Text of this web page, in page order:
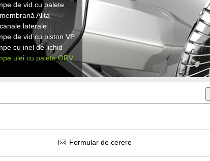
Formular de cerere
Alita
lateral INW
INW Roots
de vid cu palete
Alita
laterale
de vid cu piston VP
cu inel de lichid
ulei cu palete ORV
de aer
de filtrare
de zgomot
cu aer
de siguranţă, manometre,
anti-retur
disc
tubulare